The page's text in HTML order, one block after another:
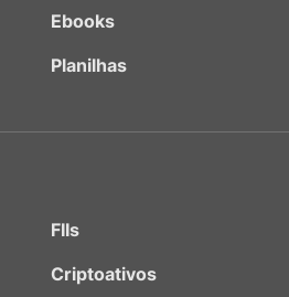
Ebooks
Planilhas
FIIs
Criptoativos